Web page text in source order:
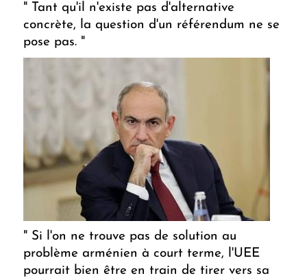
" Tant qu'il n'existe pas d'alternative
concrète, la question d'un référendum ne se
pose pas. "
" Si l'on ne trouve pas de solution au
problème arménien à court terme, l'UEE
pourrait bien être en train de tirer vers sa